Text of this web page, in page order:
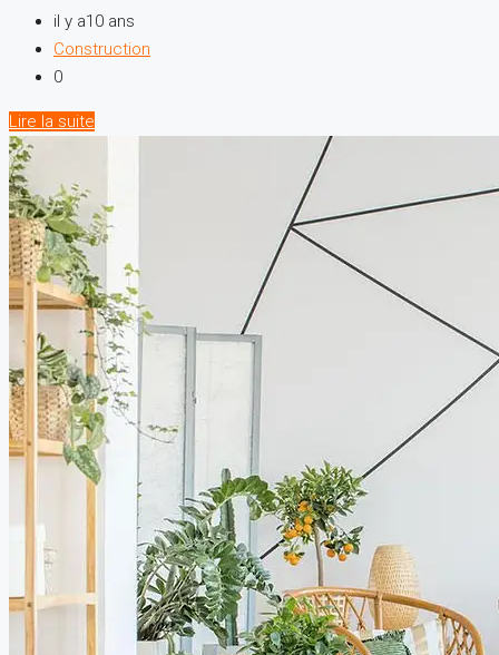
il y a10 ans
Construction
0
Lire la suite